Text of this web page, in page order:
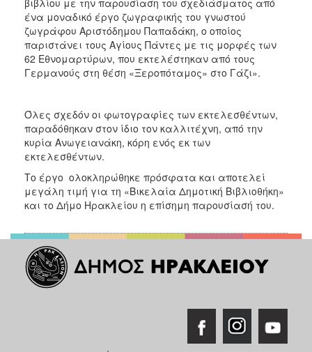
ένα μοναδικό έργο ζωγραφικής του γνωστού
ζωγράφου Αριστόδημου Παπαδάκη, ο οποίος
παριστάνει τους Αγίους Πάντες με τις μορφές των
62 Εθνομαρτύρων, που εκτελέστηκαν από τους
Γερμανούς στη θέση «Ξεροπόταμος» στο Γάζι».
Όλες σχεδόν οι φωτογραφίες των εκτελεσθέντων,
παραδόθηκαν στον ίδιο τον καλλιτέχνη, από την
κυρία Ανωγειανάκη, κόρη ενός εκ των
εκτελεσθέντων.
Το έργο ολοκληρώθηκε πρόσφατα και αποτελεί
μεγάλη τιμή για τη «Βικελαία Δημοτική Βιβλιοθήκη»
και το Δήμο Ηρακλείου η επίσημη παρουσίασή του.